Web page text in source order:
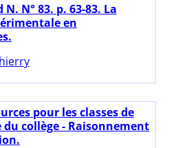
N. N° 83. p. 63-83. La
en
pour les classes de
du collège - Raisonnement